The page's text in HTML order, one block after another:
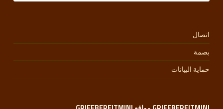
اتصال
بصمة
حماية البيانات